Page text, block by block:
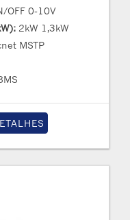
OFF 0-10V
2kW 1,3kW
MSTP